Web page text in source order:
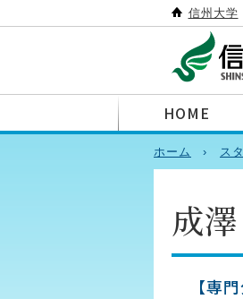
信州大学
HOME
ホーム ス
成
【専